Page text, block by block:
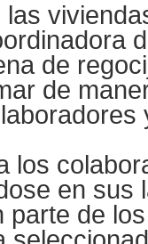
de
de
los
en sus
parte de